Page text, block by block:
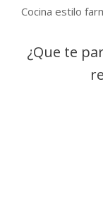
Cocina estilo
¿Que te